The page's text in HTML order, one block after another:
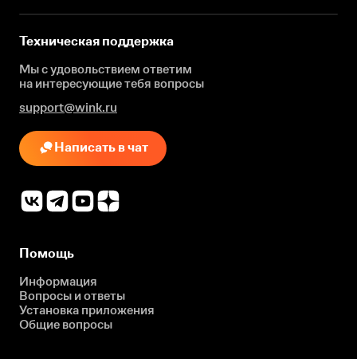
Техническая поддержка
Мы с удовольствием ответим
на интересующиетебя вопросы
support@wink.ru
Написать в чат
Помощь
Информация
Вопросы и ответы
Установка приложения
Общие вопросы